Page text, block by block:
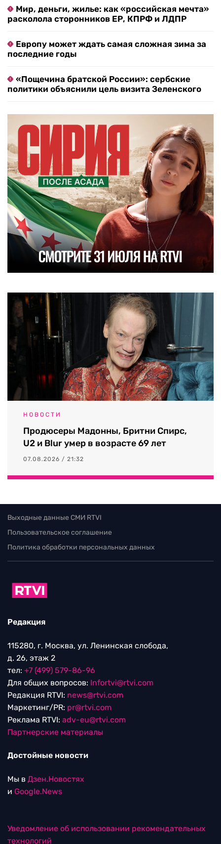
Мир, деньги, жилье: как «российская мечта»
расколола сторонников ЕР, КПРФ и ЛДПР
Европу может ждать самая сложная зима за
последние годы
«Пощечина братской России»: сербские
политики объяснили цель визита Зеленского
НОВОСТИ
Продюсеры Мадонны, Бритни Спирс,
U2 и Blur умер в возрасте 69 лет
07.08.2026 / 21:32
Выходные данные СМИ RTVI
Пользовательское соглашение
Политика обработки персональных данных
Редакция
115280, г. Москва, ул. Ленинская слобода,
д. 26, этаж 2
тел: +7 (499) 579-86-96
Для общих вопросов: Infortvi@rtvi.com
Редакция RTVI: news@rtvi.com
Маркетинг/PR: pr@rtvi.com
Реклама RTVI: adv-eu@rtvi.com
Партнерские материалы
Достойные новости
Мы в Дзен.Новостях
и Google.News
Уведомление об использовании рекомендательных
технологий